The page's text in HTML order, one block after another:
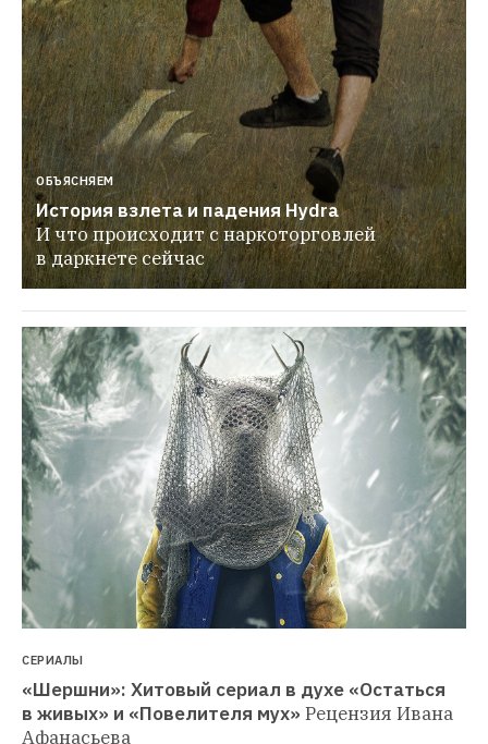
ОБЪЯСНЯЕМ
История взлета и падения Hydra
И что происходит с наркоторговлей
в даркнете сейчас
СЕРИАЛЫ
«Шершни»: Хитовый сериал в духе «Остаться
в живых» и «Повелителя мух» Рецензия Ивана
Афанасьева